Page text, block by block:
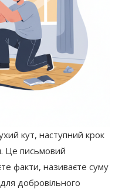
кут, наступний крок
Це письмовий
факти, називаєте суму
добровільного